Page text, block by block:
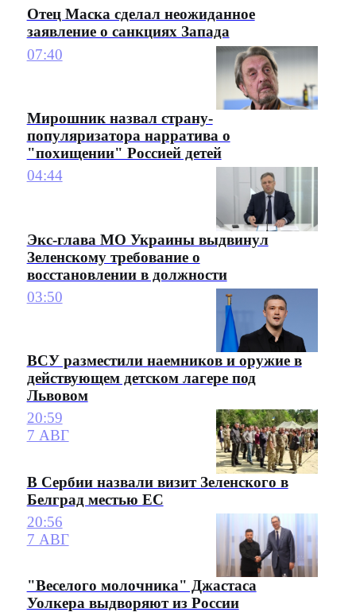
Отец Маска сделал неожиданное
заявление о санкциях Запада
07:40
Мирошник назвал страну-
популяризатора нарратива о
"похищении" Россией детей
04:44
Экс-глава МО Украины выдвинул
Зеленскому требование о
восстановлении в должности
03:50
ВСУ разместили наемников и оружие в
действующем детском лагере под
Львовом
20:59
7 АВГ
В Сербии назвали визит Зеленского в
Белград местью ЕС
20:56
7 АВГ
"Веселого молочника" Джастаса
Уолкера выдворяют из России